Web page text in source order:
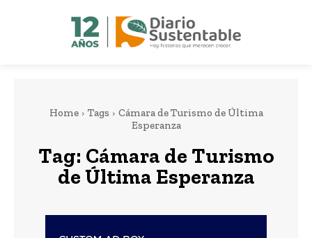
Home Tags
Cámara de Turismo de Última
Esperanza
Tag: Cámara de Turismo
de Última Esperanza